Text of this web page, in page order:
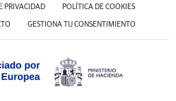
PRIVACIDAD POLÍTICA DE COOKIES
GESTIONA TU CONSENTIMIENTO